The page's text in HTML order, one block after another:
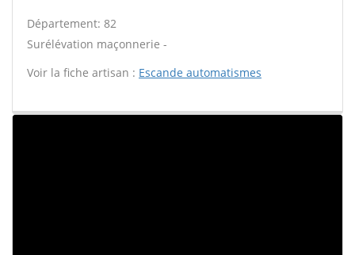
Département: 82
Surélévation maçonnerie -
Voir la fiche artisan : Escande automatismes